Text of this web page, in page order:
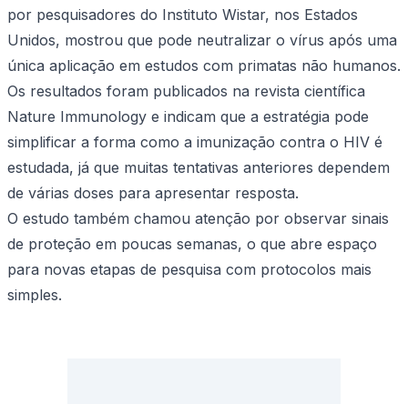
por pesquisadores do Instituto Wistar, nos Estados
Unidos, mostrou que pode neutralizar o vírus após uma
única aplicação em estudos com primatas não humanos.
Os resultados foram publicados na revista científica
Nature Immunology e indicam que a estratégia pode
simplificar a forma como a imunização contra o HIV é
estudada, já que muitas tentativas anteriores dependem
de várias doses para apresentar resposta.
O estudo também chamou atenção por observar sinais
de proteção em poucas semanas, o que abre espaço
para novas etapas de pesquisa com protocolos mais
simples.